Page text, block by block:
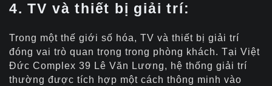
4. TV và thiết bị giải trí:
Trong một thế giới số hóa, TV và thiết bị giải trí
đóng vai trò quan trọng trong phòng khách. Tại Việt
Đức Complex 39 Lê Văn Lương, hệ thống giải trí
thường được tích hợp một cách thông minh vào